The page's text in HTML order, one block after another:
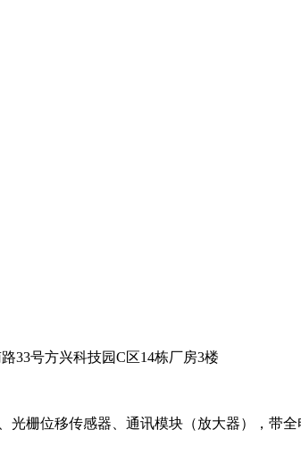
33号方兴科技园C区14栋厂房3楼
栅位移传感器、通讯模块（放大器），带